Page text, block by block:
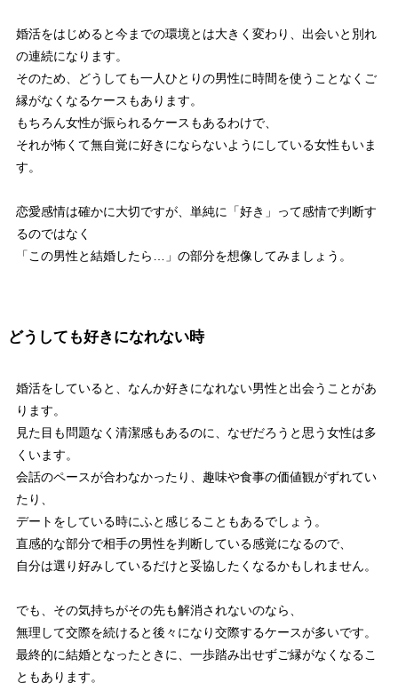
婚活をはじめると今までの環境とは大きく変わり、出会いと別れ
の連続になります。
そのため、どうしても一人ひとりの男性に時間を使うことなくご
縁がなくなるケースもあります。
もちろん女性が振られるケースもあるわけで、
それが怖くて無自覚に好きにならないようにしている女性もいま
す。
恋愛感情は確かに大切ですが、単純に「好き」って感情で判断す
るのではなく
「この男性と結婚したら…」の部分を想像してみましょう。
どうしても好きになれない時
婚活をしていると、なんか好きになれない男性と出会うことがあ
ります。
見た目も問題なく清潔感もあるのに、なぜだろうと思う女性は多
くいます。
会話のペースが合わなかったり、趣味や食事の価値観がずれてい
たり、
デートをしている時にふと感じることもあるでしょう。
直感的な部分で相手の男性を判断している感覚になるので、
自分は選り好みしているだけと妥協したくなるかもしれません。
でも、その気持ちがその先も解消されないのなら、
無理して交際を続けると後々になり交際するケースが多いです。
最終的に結婚となったときに、一歩踏み出せずご縁がなくなるこ
ともあります。